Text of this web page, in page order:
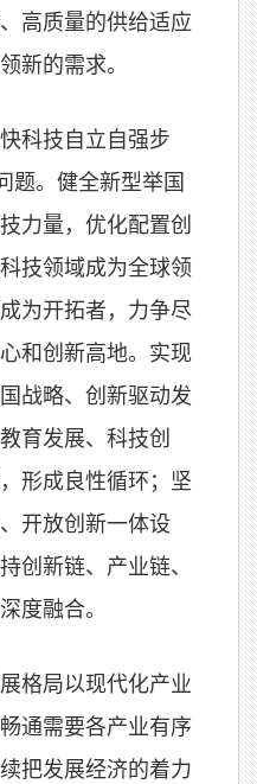
高质量的供给适应
新的需求。
科技自立自强步
题。健全新型举国
力量，优化配置创
技领域成为全球领
为开拓者，力争尽
和创新高地。实现
战略、创新驱动发
育发展、科技创
形成良性循环；坚
开放创新一体设
创新链、产业链、
度融合。
格局以现代化产业
通需要各产业有序
把发展经济的着力